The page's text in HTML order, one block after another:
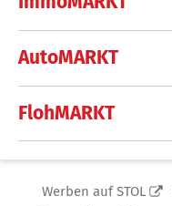
AutoMARKT
FlohMARKT
Werben auf STOL